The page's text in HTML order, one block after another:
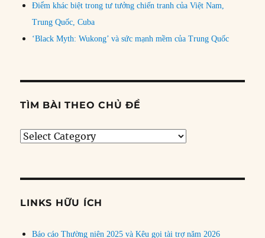
Điểm khác biệt trong tư tưởng chiến tranh của Việt Nam,
Trung Quốc, Cuba
‘Black Myth: Wukong’ và sức mạnh mềm của Trung Quốc
TÌM BÀI THEO CHỦ ĐỀ
Tìm
đề
LINKS HỮU ÍCH
Báo cáo Thường niên 2025 và Kêu gọi tài trợ năm 2026